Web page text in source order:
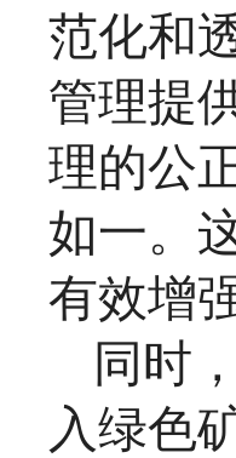
范化和
管理提
理的公
如一。
有效增
同时
入绿色